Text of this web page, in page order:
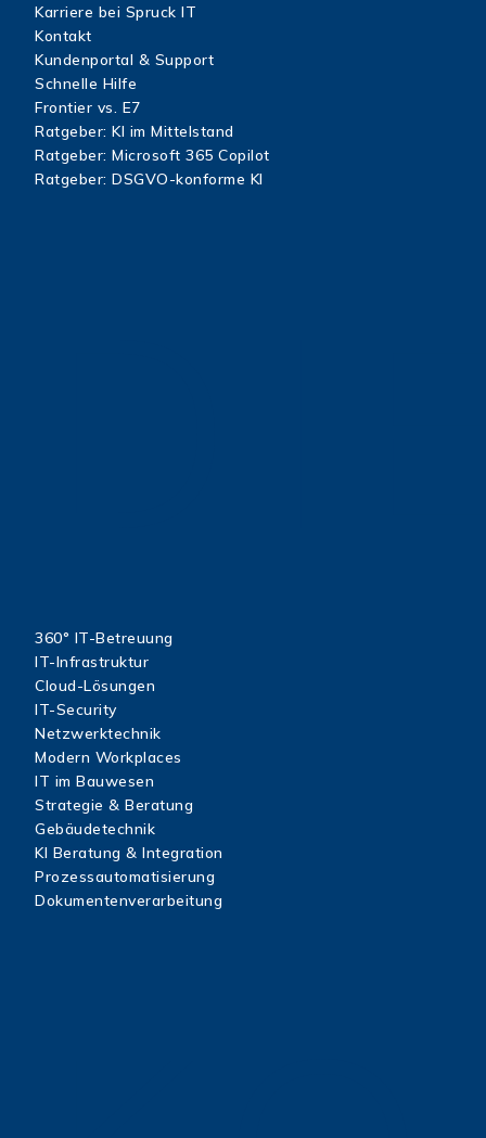
Karriere bei Spruck IT
Kontakt
Kundenportal & Support
Schnelle Hilfe
Frontier vs. E7
Ratgeber: KI im Mittelstand
Ratgeber: Microsoft 365 Copilot
Ratgeber: DSGVO-konforme KI
360° IT-Betreuung
IT-Infrastruktur
Cloud-Lösungen
IT-Security
Netzwerktechnik
Modern Workplaces
IT im Bauwesen
Strategie & Beratung
Gebäudetechnik
KI Beratung & Integration
Prozessautomatisierung
Dokumentenverarbeitung